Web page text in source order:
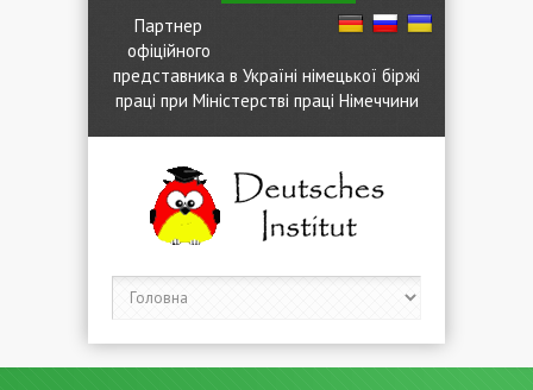
Партнер
офіційного
представника в Україні німецької біржі
праці при Міністерстві праці Німеччини